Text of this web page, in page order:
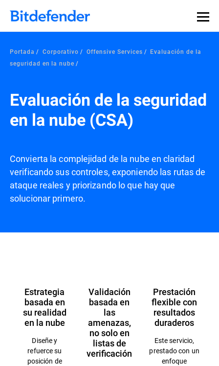
Portada Corporativo Offensive Services
Evaluación de la
seguridad en la nube
Evaluación de la seguridad
en la nube (CSA)
Convierta la complejidad de la nube en claridad
verificando sus controles, exponiendo las rutas de
ataque reales y priorizando lo que hay que
solucionar primero.
Estrategia
basada en
su realidad
en la nube
Diseñe y
refuerce su
posición de
Validación
basada en
las
amenazas,
no solo en
listas de
verificación
Prestación
flexible con
resultados
duraderos
Este servicio,
prestado con un
enfoque